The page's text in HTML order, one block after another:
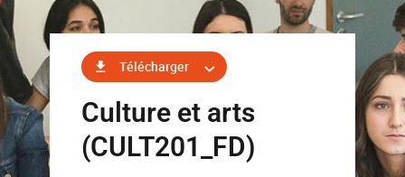
Télécharger
Culture et arts
(CULT201_FD)